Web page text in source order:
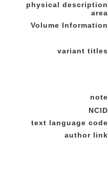
physical description
area
Volume Information
variant titles
note
NCID
text language code
author link